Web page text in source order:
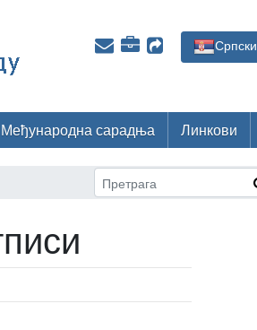
Српски
Међународна сарадња Линкови